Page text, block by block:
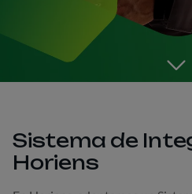
Sistema de
Horiens